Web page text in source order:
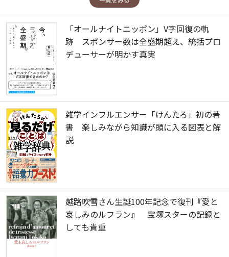
「オールナイトニッポン」V字回復の軌
跡 スポンサー数は全盛期超え、統括プロ
デューサーが明かす真実
雑学インフルエンサー「けんたろ」初の著
書 楽しみながら知識が頭に入る図表と解
説
越路吹雪さん生誕100年記念で復刊『愛と
哀しみのルフラン』 宝塚スターの記録と
しても貴重